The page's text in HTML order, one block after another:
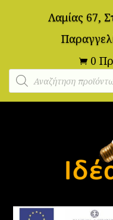
Λαμίας 67,
 0
Αναζήτηση
προϊόντων